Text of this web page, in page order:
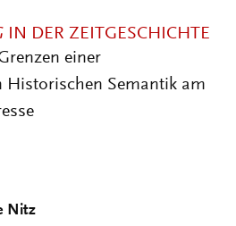
IN DER ZEITGESCHICHTE
einer
Historischen Semantik am
Nitz